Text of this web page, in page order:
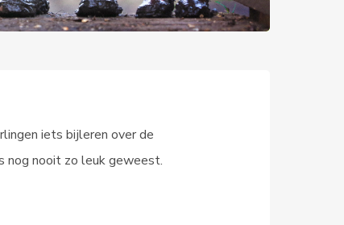
iets bijleren over de
nog nooit zo leuk geweest.